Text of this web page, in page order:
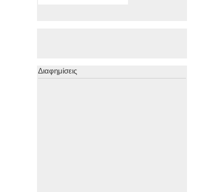
Διαφημίσεις